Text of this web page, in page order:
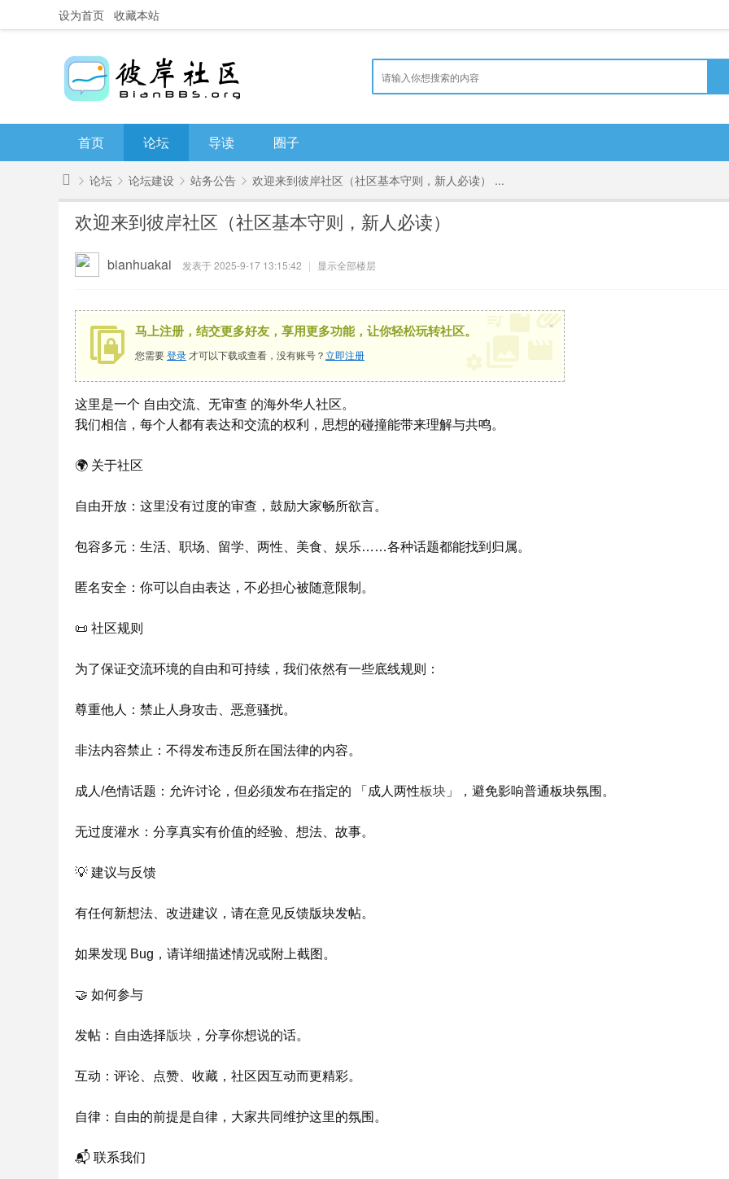
设为首页 收藏本站
首页 论坛 导读 圈子
彼
»
论坛 论坛建设 站务公告 欢迎来到彼岸社区（社区基本守则，新人必读） ...
欢迎来到彼岸社区（社区基本守则，新人必读）
bianhuakai 发表于 2025-9-17 13:15:42 | 显示全部楼层
马上注册，结交更多好友，享用更多功能，让你轻松玩转社区。
您需要登录 才可以下载或查看，没有账号？立即注册
×
这里是一个 自由交流、无审查 的海外华人社区。
我们相信，每个人都有表达和交流的权利，思想的碰撞能带来理解与共鸣。
🌍 关于社区
自由开放：这里没有过度的审查，鼓励大家畅所欲言。
包容多元：生活、职场、留学、两性、美食、娱乐……各种话题都能找到归属。
匿名安全：你可以自由表达，不必担心被随意限制。
📜 社区规则
为了保证交流环境的自由和可持续，我们依然有一些底线规则：
尊重他人：禁止人身攻击、恶意骚扰。
非法内容禁止：不得发布违反所在国法律的内容。
成人/色情话题：允许讨论，但必须发布在指定的 「成人两性板块 」，避免影响普通板块氛围。
无过度灌水：分享真实有价值的经验、想法、故事。
💡 建议与反馈
有任何新想法、改进建议，请在意见反馈版块发帖。
如果发现 Bug，请详细描述情况或附上截图。
🤝 如何参与
发帖：自由选择版块 ，分享你想说的话。
互动：评论、点赞、收藏，社区因互动而更精彩。
自律：自由的前提是自律，大家共同维护这里的氛围。
📬 联系我们